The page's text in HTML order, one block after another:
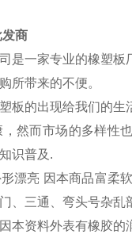
商
是一家专业的橡塑
所带来的不便。
板的出现给我们的
然而市场的多样性
识普及.
漂亮 因本商品富柔
、三通、弯头号杂
本资料外表有橡胶